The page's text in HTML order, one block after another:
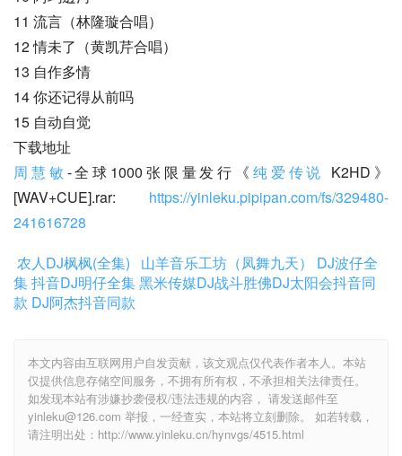
11 流言（林隆璇合唱）
12 情未了（黄凯芹合唱）
13 自作多情
14 你还记得从前吗
15 自动自觉
下载地址
周慧敏 -全球1000张限量发行《 纯爱传说 K2HD》
[WAV+CUE].rar: https://yinleku.pipipan.com/fs/329480-
241616728
农人DJ枫枫(全集)
山羊音乐工坊（凤舞九天）
DJ波仔全
集抖音DJ明仔全集黑米传媒DJ战斗胜佛DJ太阳会抖音同
款 DJ阿杰抖音同款
本文内容由互联网用户自发贡献，该文观点仅代表作者本人。本站
仅提供信息存储空间服务，不拥有所有权，不承担相关法律责任。
如发现本站有涉嫌抄袭侵权/违法违规的内容， 请发送邮件至
yinleku@126.com 举报，一经查实，本站将立刻删除。 如若转载，
请注明出处：http://www.yinleku.cn/hynvgs/4515.html